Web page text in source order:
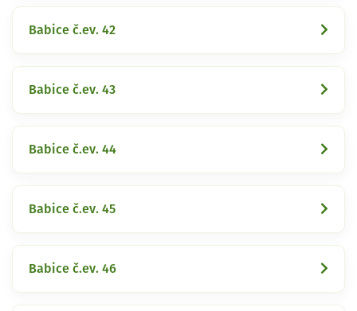
Babice č.ev. 42
Babice č.ev. 43
Babice č.ev. 44
Babice č.ev. 45
Babice č.ev. 46